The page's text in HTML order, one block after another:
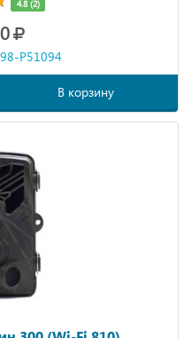
4.8 (2)
P51094
В корзину